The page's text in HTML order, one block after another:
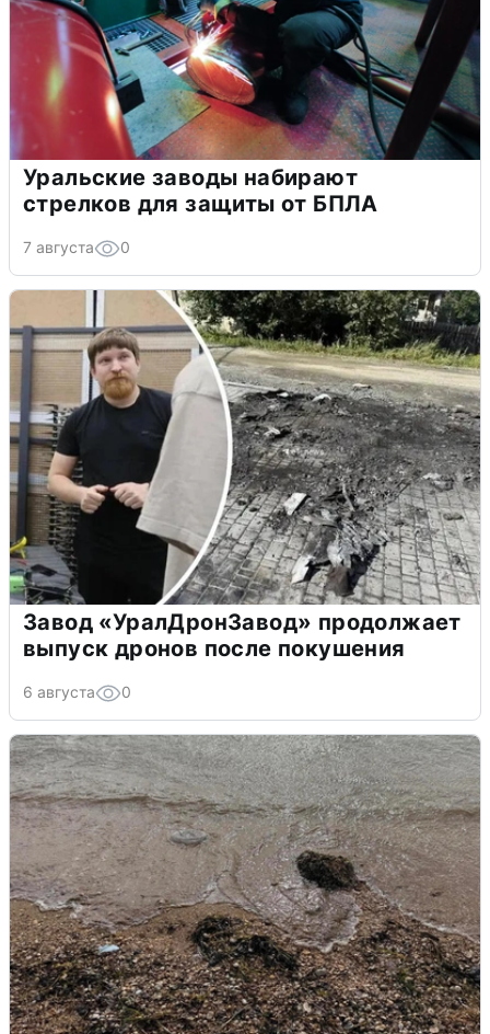
Уральские заводы набирают
стрелков для защиты от БПЛА
7 августа 0
Завод «УралДронЗавод» продолжает
выпуск дронов после покушения
6 августа 0